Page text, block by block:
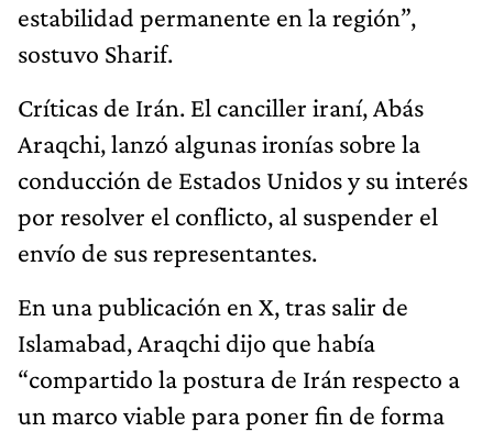
estabilidad permanente en la región”,
sostuvo Sharif.
Críticas de Irán. El canciller iraní, Abás
Araqchi, lanzó algunas ironías sobre la
conducción de Estados Unidos y su interés
por resolver el conflicto, al suspender el
envío de sus representantes.
En una publicación en X, tras salir de
Islamabad, Araqchi dijo que había
“compartido la postura de Irán respecto a
un marco viable para poner fin de forma